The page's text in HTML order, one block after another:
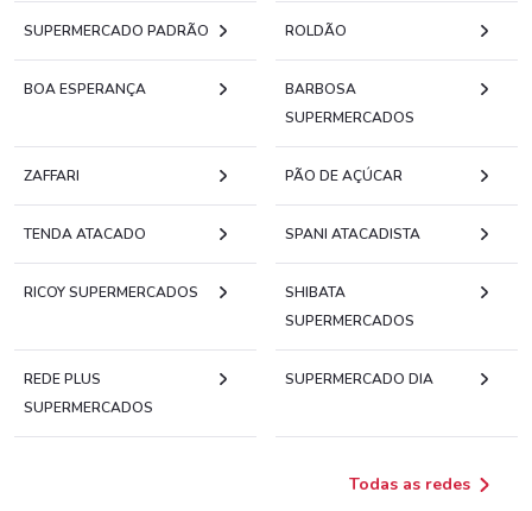
SUPERMERCADO PADRÃO ROLDÃO
BOA ESPERANÇA
BARBOSA
SUPERMERCADOS
ZAFFARI PÃO DE AÇÚCAR
TENDA ATACADO SPANI ATACADISTA
RICOY SUPERMERCADOS
SHIBATA
SUPERMERCADOS
REDE PLUS
SUPERMERCADOS
SUPERMERCADO DIA
Todas as redes